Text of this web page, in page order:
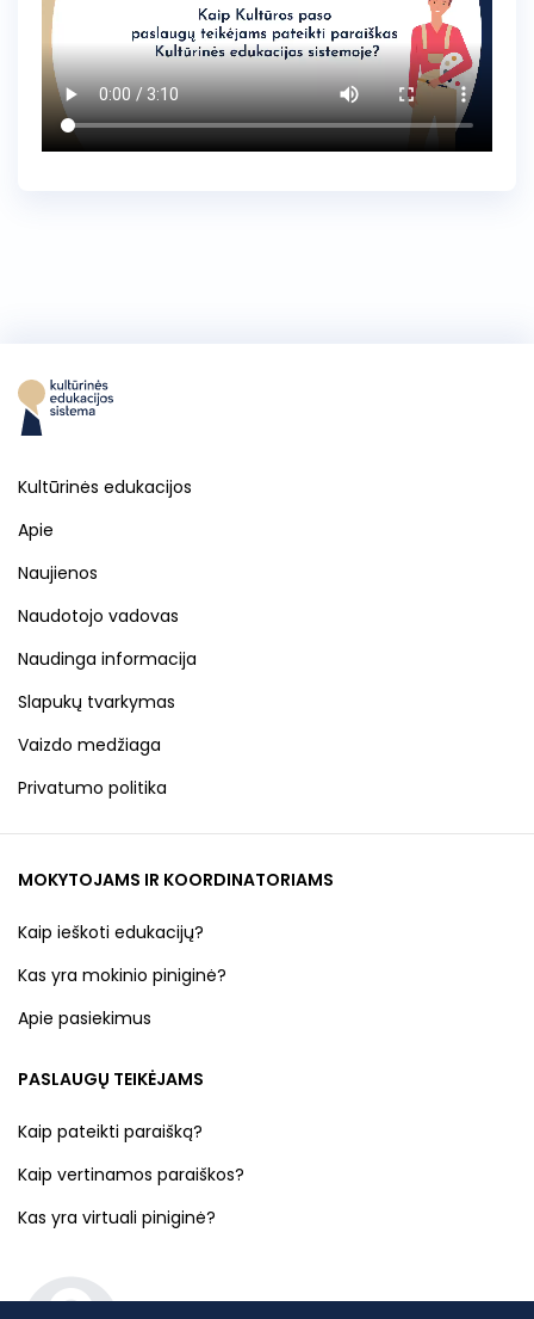
Kultūrinės edukacijos
Apie
Naujienos
Naudotojo vadovas
Naudinga informacija
Slapukų tvarkymas
Vaizdo medžiaga
Privatumo politika
MOKYTOJAMS IR KOORDINATORIAMS
Kaip ieškoti edukacijų?
Kas yra mokinio piniginė?
Apie pasiekimus
PASLAUGŲ TEIKĖJAMS
Kaip pateikti paraišką?
Kaip vertinamos paraiškos?
Kas yra virtuali piniginė?